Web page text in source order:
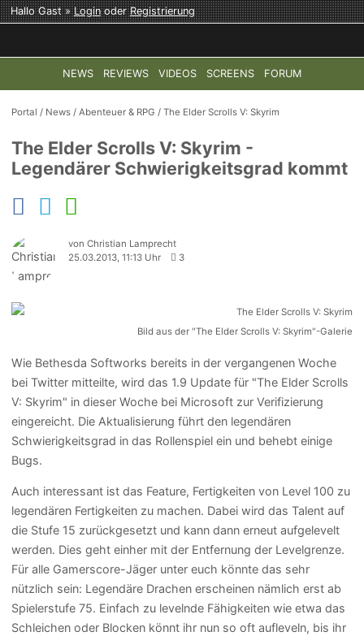
Hallo Gast »LoginoderRegistrierung
NEWS REVIEWS VIDEOS SCREENS FORUM
TOP-THEMEN: COD: MODERN WARFARE 4 HALO:
Portal / News /Abenteuer & RPG /The Elder Scrolls V: Skyrim
The Elder Scrolls V: Skyrim -
Legendärer Schwierigkeitsgrad kommt
von Christian Lamprecht
25.03.2013, 11:13 Uhr
3
Bild aus der "The Elder Scrolls V: Skyrim"-Galerie
Wie Bethesda Softworks bereits in der vergangenen Woche
bei Twitter mitteilte, wird das 1.9 Update für "The Elder Scrolls
V: Skyrim" in dieser Woche bei Microsoft zur Verifizierung
eingereicht. Die Aktualisierung führt den legendären
Schwierigkeitsgrad in das Rollenspiel ein und behebt einige
Bugs.
Auch interessant ist das Feature, Fertigkeiten von Level 100 zu
legendären Fertigkeiten zu machen. Dabei wird das Talent auf
die Stufe 15 zurückgesetzt und kann dann erneut aufgelevelt
werden. Dies geht einher mit der Entfernung der Levelgrenze.
Für alle Gamerscore-Jäger unter euch könnte das sehr
nützlich sein: Legendäre Drachen erscheinen nämlich erst ab
Spielerstufe 75. Einfach zu levelnde Fähigkeiten wie etwa das
Schleichen oder Blocken könnt ihr nun so oft aufleveln, bis ihr